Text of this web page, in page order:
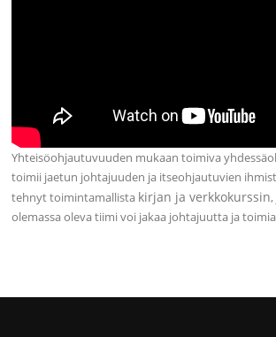
Yhteisöohjautuvuuden mukaan toimiva
toimii jaetun johtajuuden ja itseohjautuvien
tehnyt toimintamallista kirjan ja verkkokurssin
olemassa oleva tiimi voi jakaa johtajuutta ja